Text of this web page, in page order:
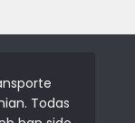
Todas